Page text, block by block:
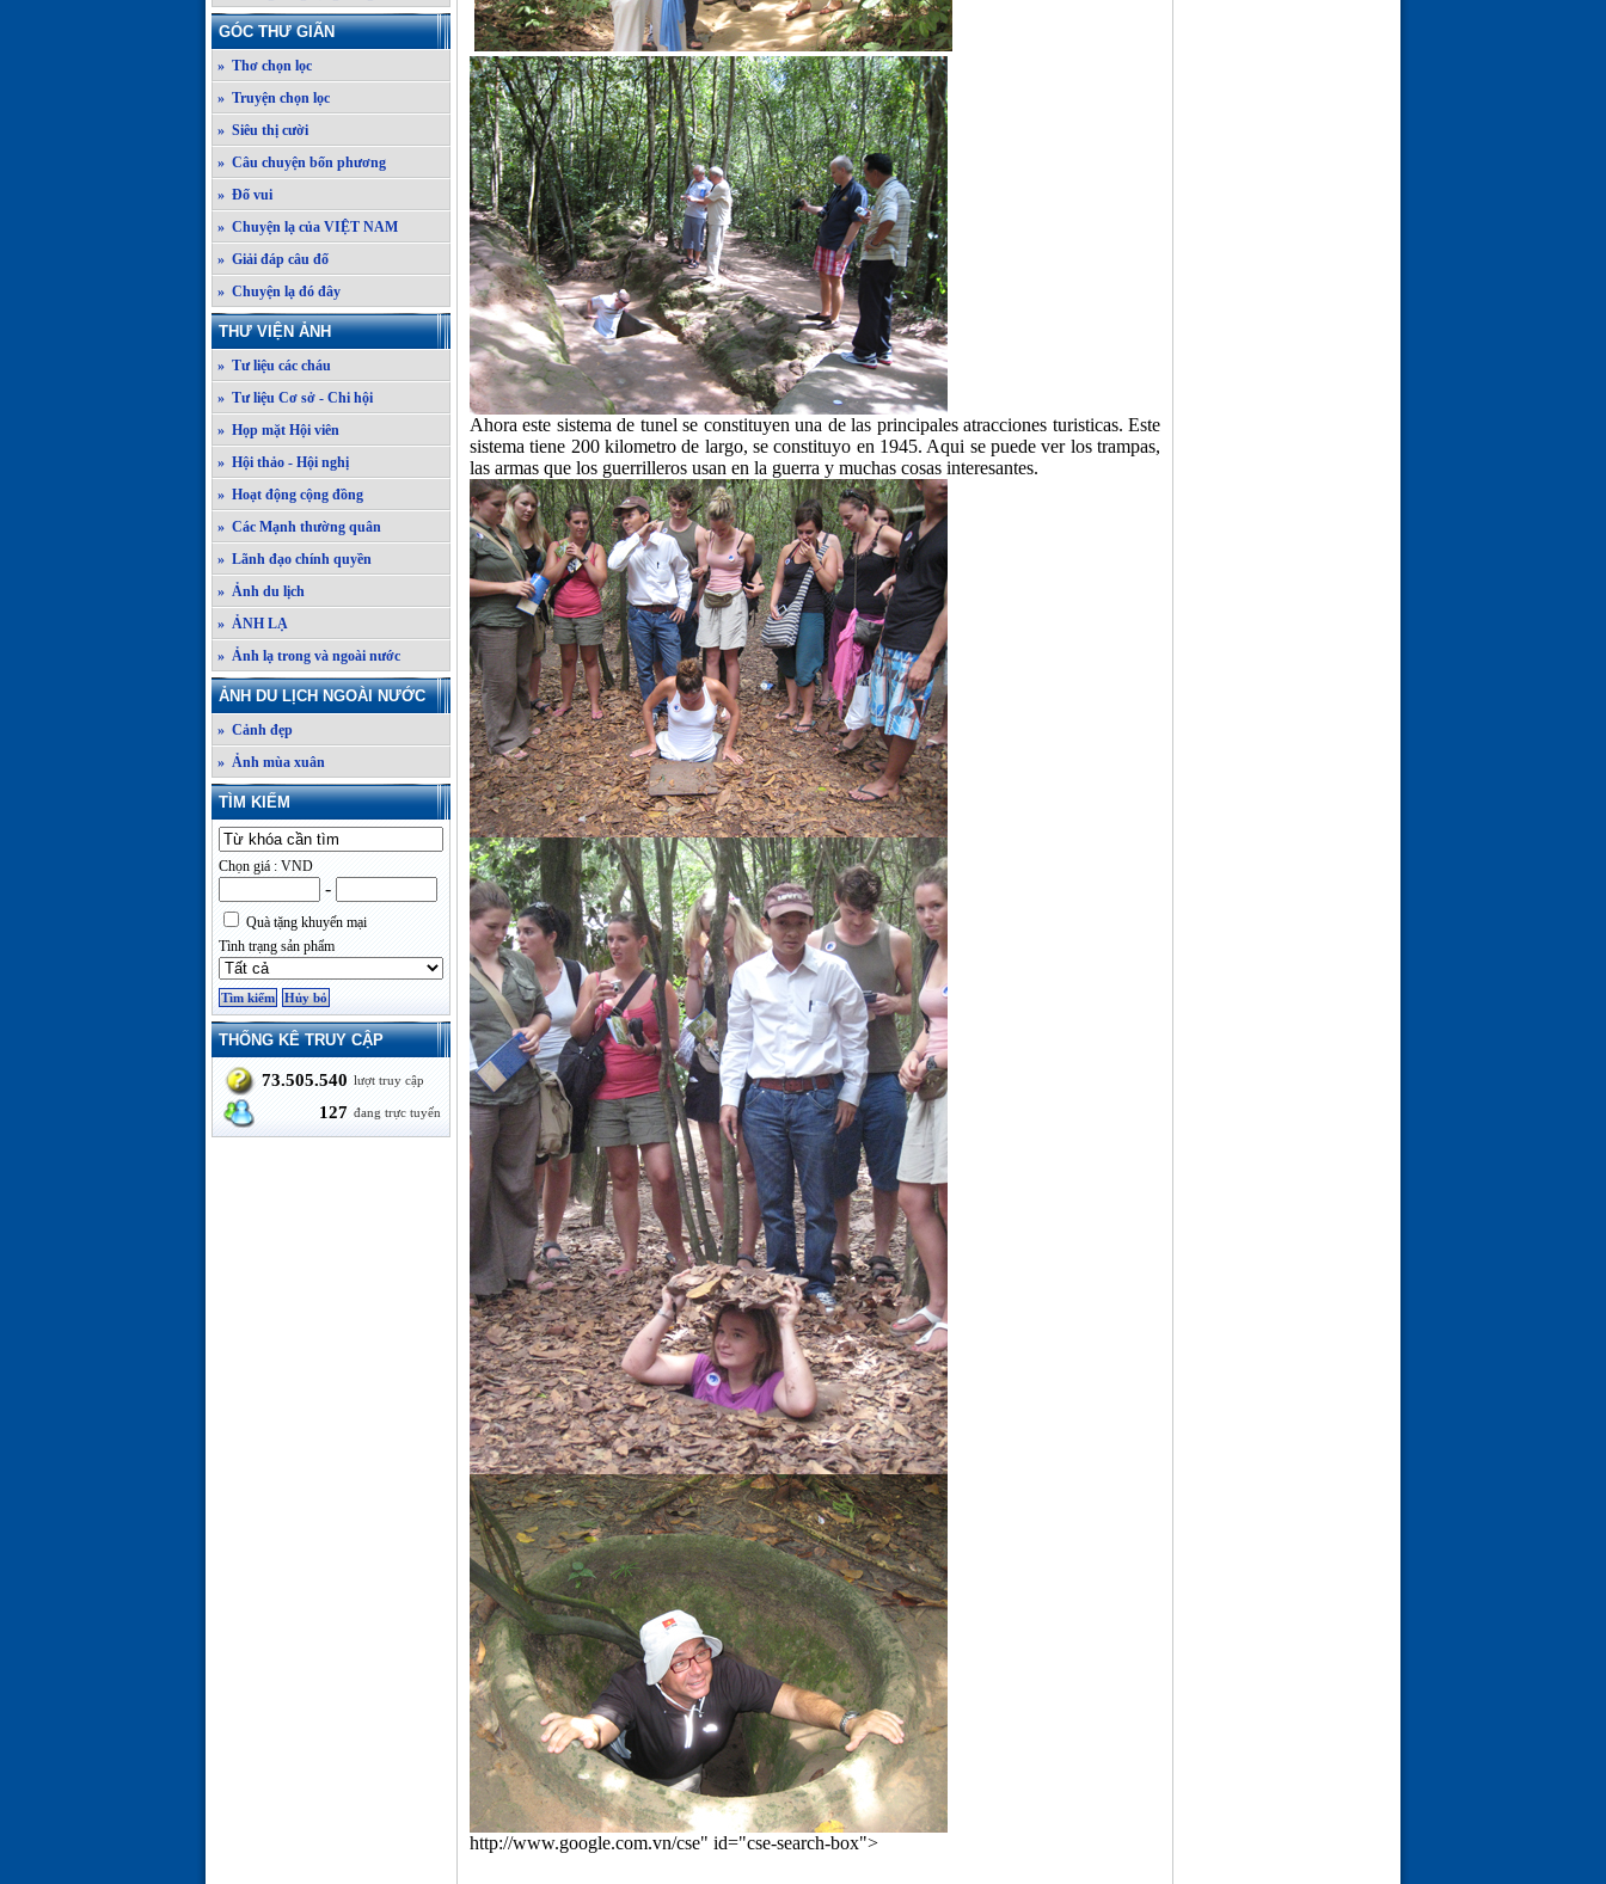
GÓC THƯ GIÃN
» Thơ chọn lọc
» Truyện chọn lọc
» Siêu thị cười
» Câu chuyện bốn phương
» Đố vui
» Chuyện lạ của VIỆT NAM
» Giải đáp câu đố
» Chuyện lạ đó đây
THƯ VIỆN ẢNH
» Tư liệu các cháu
» Tư liệu Cơ sở - Chi hội
» Họp mặt Hội viên
» Hội thảo - Hội nghị
» Hoạt động cộng đồng
» Các Mạnh thường quân
» Lãnh đạo chính quyền
» Ảnh du lịch
» ẢNH LẠ
» Ảnh lạ trong và ngoài nước
ẢNH DU LỊCH NGOÀI NƯỚC
» Cảnh đẹp
» Ảnh mùa xuân
TÌM KIẾM
Chọn giá : VND
-
Quà tặng khuyến mại
Tình trạng sản phẩm
THỐNG KÊ TRUY CẬP
73.505.540 lượt truy cập
127 đang trực tuyến
Ahora este sistema de tunel se constituyen una de las principales atracciones turisticas. Este
sistema tiene 200 kilometro de largo, se constituyo en 1945. Aqui se puede ver los trampas,
las armas que los guerrilleros usan en la guerra y muchas cosas interesantes.
http://www.google.com.vn/cse" id="cse-search-box">